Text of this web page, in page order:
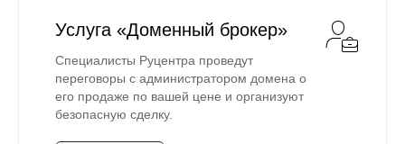
Услуга «Доменный брокер»
Специалисты Руцентра проведут
переговоры с администратором домена о
его продаже по вашей цене и организуют
безопасную сделку.